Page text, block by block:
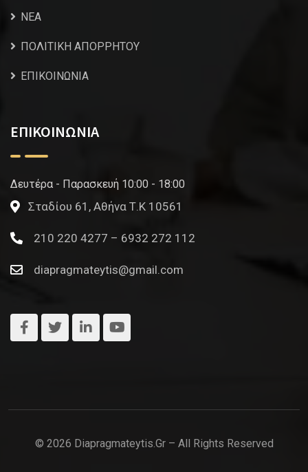
NEA
ΠΟΛΙΤΙΚΗ ΑΠΟΡΡΗΤΟΥ
ΕΠΙΚΟΙΝΩΝΙΑ
ΕΠΙΚΟΙΝΩΝΙΑ
Δευτέρα - Παρασκευή 10:00 - 18:00
Σταδίου 61, Αθήνα Τ.Κ 10561
210 220 4277 – 6932 272 112
diapragmateytis@gmail.com
© 2026 Diapragmateytis.gr – All Rights Reserved